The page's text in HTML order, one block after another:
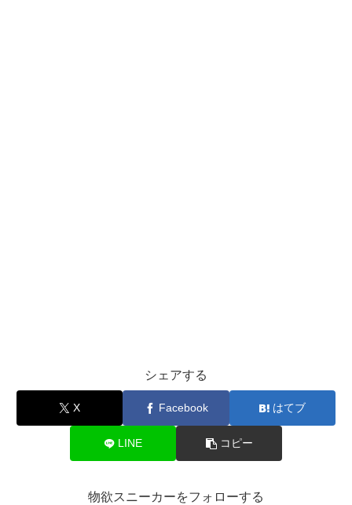
シェアする
X Facebook はてブ
LINE コピー
物欲スニーカーをフォローする